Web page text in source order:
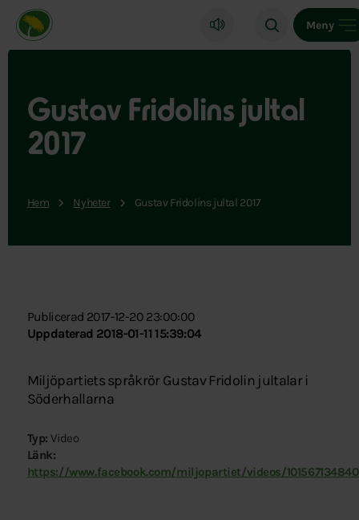
Miljöpartiet de gröna, startsida
Meny
Gustav Fridolins jultal
2017
Hem Nyheter Gustav Fridolins jultal 2017
Publicerad 2017-12-20 23:00:00
Uppdaterad 2018-01-11 15:39:04
Miljöpartiets språkrör Gustav Fridolin jultalar i
Söderhallarna
Typ: Video
Länk:
https://www.facebook.com/miljopartiet/videos/